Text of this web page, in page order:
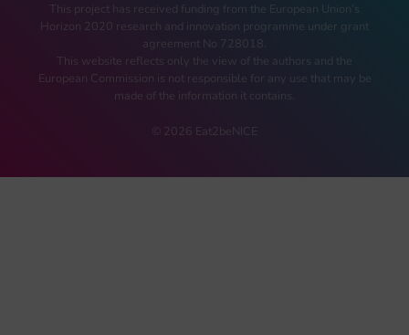
This project has received funding from the European Union’s
Horizon 2020 research and innovation programme under grant
agreement No 728018.
This website reflects only the view of the authors and the
European Commission is not responsible for any use that may be
made of the information it contains.
© 2026 Eat2beNICE